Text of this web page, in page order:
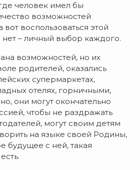
человек имел бы
возможностей
вот воспользоваться этой
– личный выбор каждого.
возможностей, но их
родителей, оказались
супермаркетах,
отелях, горничными,
они могут окончательно
чтобы не раздражать
могут своим детям
на языке своей Родины,
будущее с ней, такая